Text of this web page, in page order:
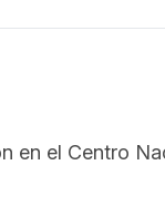
en el Centro